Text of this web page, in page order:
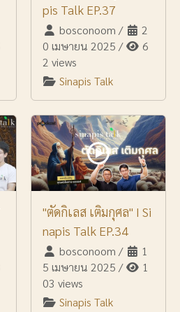
pis Talk EP.37
bosconoom /
2
0 เมษายน 2025 /
6
2 views
Sinapis Talk
"ตัดกิเลส เติมกุศล" I Si
napis Talk EP.34
bosconoom /
1
5 เมษายน 2025 /
1
03 views
Sinapis Talk